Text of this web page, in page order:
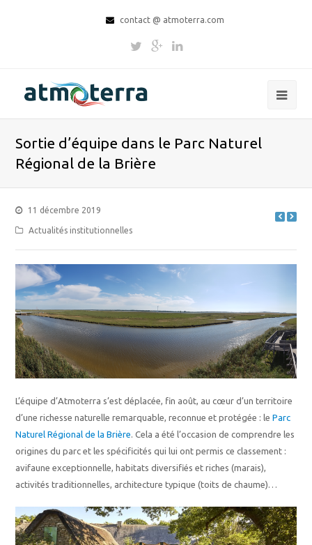
contact @ atmoterra.com
Sortie d’équipe dans le Parc Naturel
Régional de la Brière
11 décembre 2019
Actualités institutionnelles
L’équipe d’Atmoterra s’est déplacée, fin août, au cœur d’un territoire
d’une richesse naturelle remarquable, reconnue et protégée : leParc
Naturel Régional de la Brière. Cela a été l’occasion de comprendre les
origines du parc et les spécificités qui lui ont permis ce classement :
avifaune exceptionnelle, habitats diversifiés et riches (marais),
activités traditionnelles, architecture typique (toits de chaume)…